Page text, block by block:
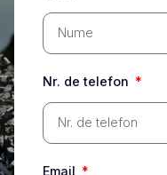
Nr. de telefon
Email